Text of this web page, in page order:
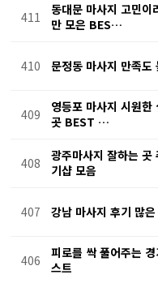
샵
추
천
411
동대문 마사지 고민이
만 모은 BES…
410 문정동 마사지 만족도
409
영등포 마사지 시원한
곳 BEST …
408
광주마사지 잘하는 곳
기샵 모음
407 강남 마사지 후기 많
406
피로를 싹 풀어주는
스트